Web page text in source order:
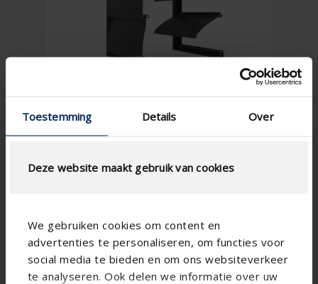
Toestemming Details Over
Deze website maakt gebruik van cookies
We gebruiken cookies om content en
advertenties te personaliseren, om functies voor
social media te bieden en om ons websiteverkeer
te analyseren. Ook delen we informatie over uw
Specifications based on your calculation